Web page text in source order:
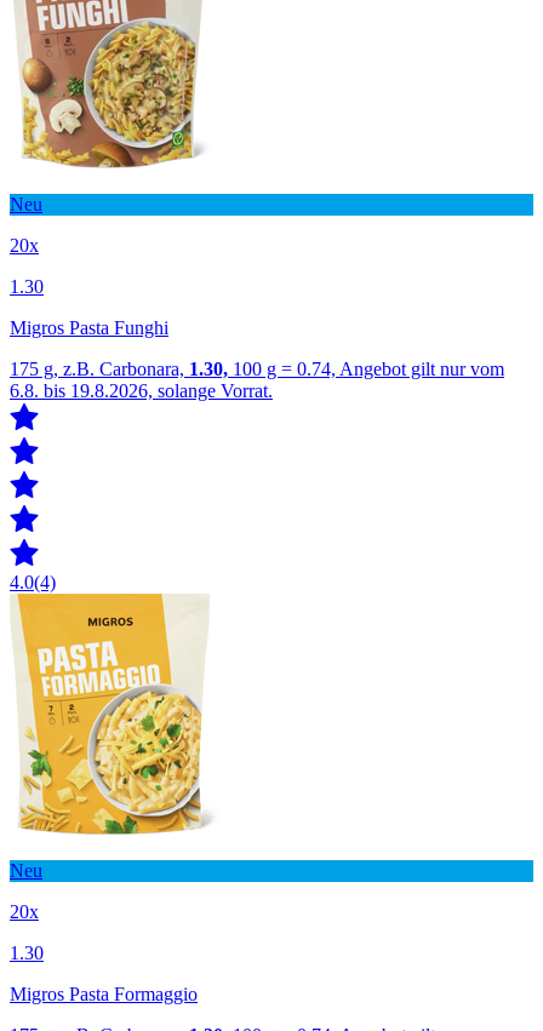
Neu
20x
1.30
Migros Pasta Funghi
175 g, z.B. Carbonara, 1.30, 100 g = 0.74, Angebot gilt nur vom
6.8. bis 19.8.2026, solange Vorrat.
4.0(4)
Neu
20x
1.30
Migros Pasta Formaggio